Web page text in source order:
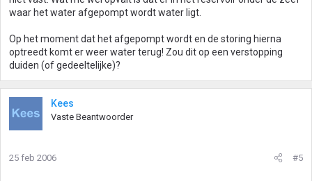
waar het water afgepompt wordt water ligt.
Op het moment dat het afgepompt wordt en de storing hierna
optreedt komt er weer water terug! Zou dit op een verstopping
duiden (of gedeeltelijke)?
Kees
Vaste Beantwoorder
25 feb 2006 #5